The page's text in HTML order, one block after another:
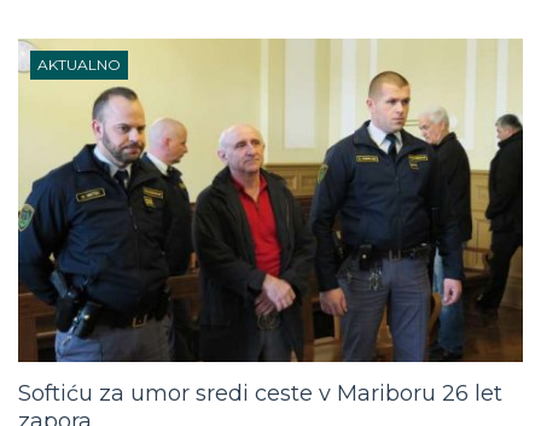
AKTUALNO
Softiću za umor sredi ceste v Mariboru 26 let